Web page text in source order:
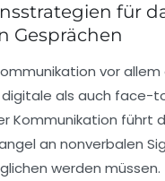
für
Gesprächen
vor allem
als auch face-
Kommunikation führt
an nonverbalen
werden müssen.